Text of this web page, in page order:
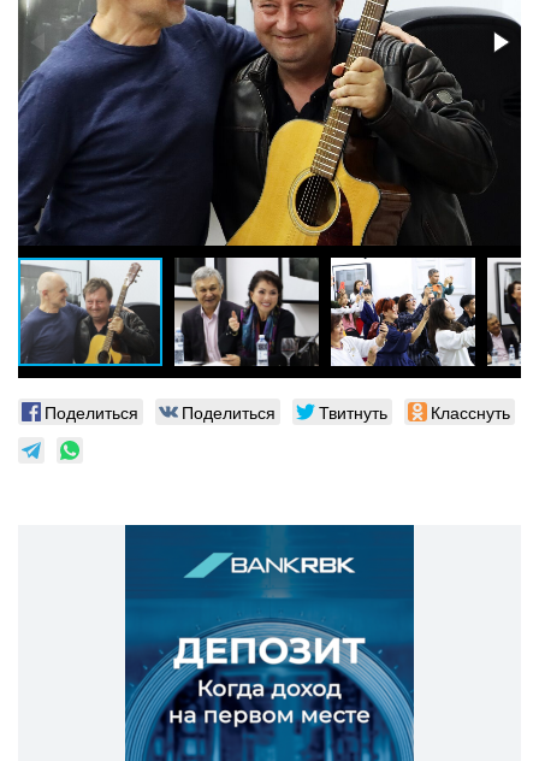
Поделиться Поделиться Твитнуть Класснуть